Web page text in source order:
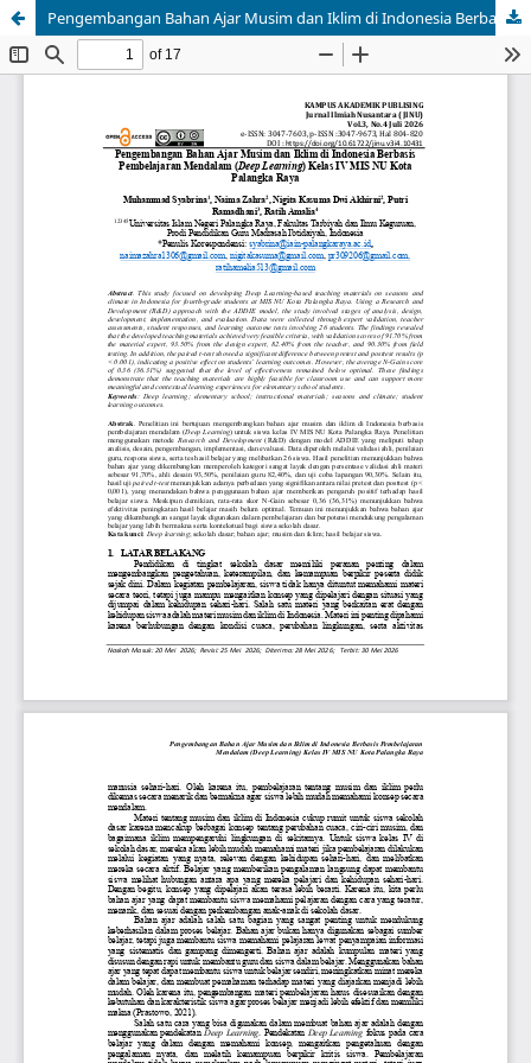
Pengembangan Bahan Ajar Musim dan Iklim di Indonesia Berbasis Pembelajaran Mendalam (Deep Learning) Kelas IV MIS NU Kota Palangka Raya